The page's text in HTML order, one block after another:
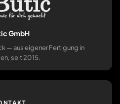
GmbH
— aus eigener Fertigung in
seit 2015.